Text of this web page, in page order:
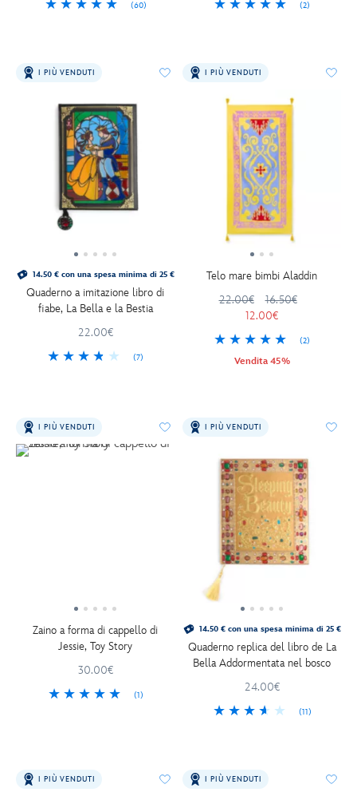
(60) (2)
I PIÙ VENDUTI
14.50 € con una spesa minima di 25 €
Quaderno a imitazione libro di
fiabe, La Bella e la Bestia
22.00€
(7)
I PIÙ VENDUTI
Telo mare bimbi Aladdin
22.00€
16.50€
12.00€
(2)
Vendita 45%
I PIÙ VENDUTI
Zaino a forma di cappello di
Jessie, Toy Story
30.00€
(1)
I PIÙ VENDUTI
14.50 € con una spesa minima di 25 €
Quaderno replica del libro de La
Bella Addormentata nel bosco
24.00€
(11)
I PIÙ VENDUTI I PIÙ VENDUTI